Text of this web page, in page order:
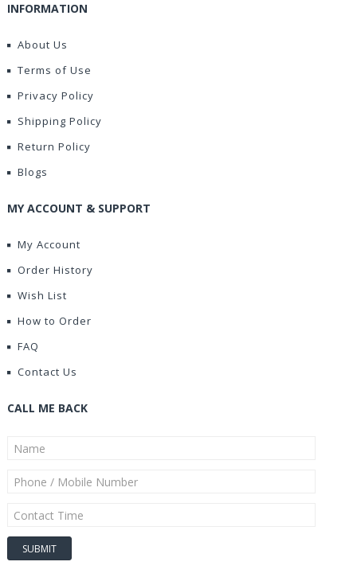
INFORMATION
About Us
Terms of Use
Privacy Policy
Shipping Policy
Return Policy
Blogs
MY ACCOUNT & SUPPORT
My Account
Order History
Wish List
How to Order
FAQ
Contact Us
CALL ME BACK